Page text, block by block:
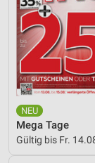
Mega Tage
Gültig bis Fr.